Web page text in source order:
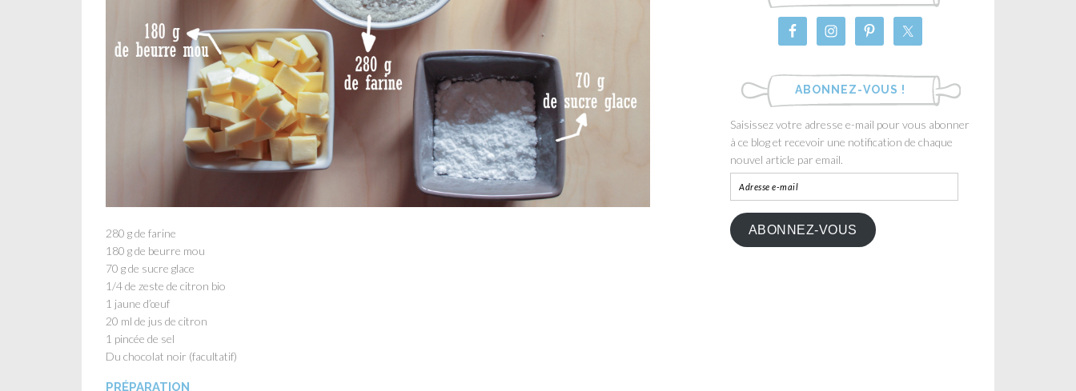
280 g de farine
180 g de beurre mou
70 g de sucre glace
1/4 de zeste de citron bio
1 jaune d’œuf
20 ml de jus de citron
1 pincée de sel
Du chocolat noir (facultatif)
PRÉPARATION
ABONNEZ-VOUS !
Saisissez votre adresse e-mail pour vous abonner
à ce blog et recevoir une notification de chaque
nouvel article par email.
ABONNEZ-VOUS